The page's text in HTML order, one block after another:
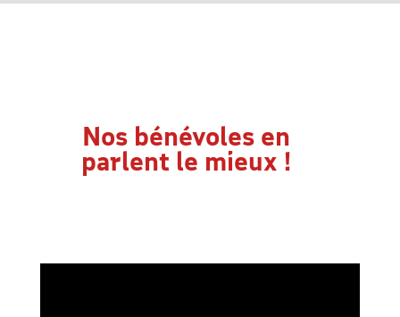
Nos bénévoles en
parlent le mieux !